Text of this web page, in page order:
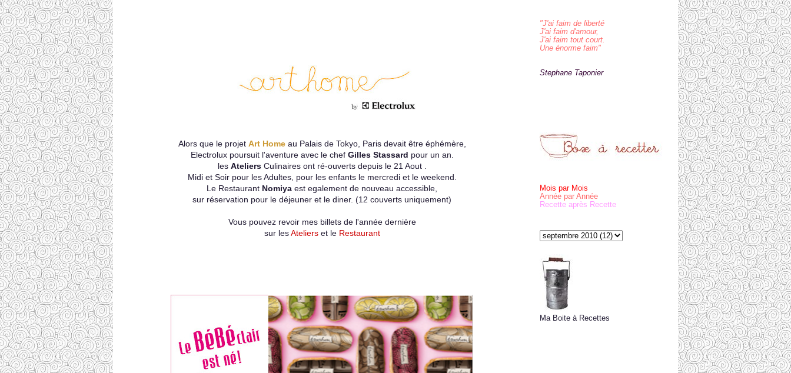
Alors que le projet Art Home au Palais de Tokyo, Paris devait être éphémère,
Electrolux poursuit l'aventure avec le chef Gilles Stassard pour un an.
les AteliersCulinaires ont ré-ouverts depuis le 21 Aout .
Midi et Soir pour les Adultes, pour les enfants le mercredi et le weekend.
Le Restaurant Nomiya est egalement de nouveau accessible,
sur réservation pour le déjeuner et le diner. (12 couverts uniquement)
Vous pouvez revoir mes billets de l'année dernière
sur lesAtelierset le Restaurant
"J'ai faim de liberté
J'ai faim d'amour,
J'ai faim tout court.
Une énorme faim"
Stephane Taponier
Mois par Mois
Année par Année
Recette après Recette
Ma Boite à Recettes